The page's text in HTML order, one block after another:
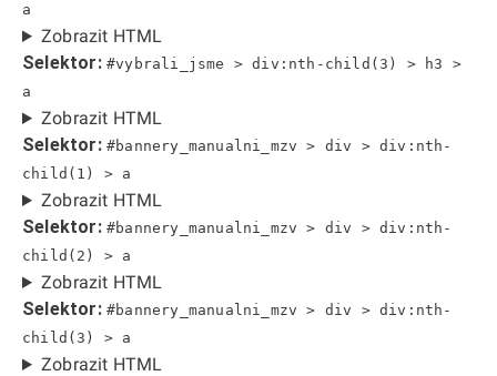
a
Zobrazit HTML
Selektor: #vybrali_jsme > div:nth-child(3) > h3 >
a
Zobrazit HTML
Selektor: #bannery_manualni_mzv > div > div:nth-
child(1) > a
Zobrazit HTML
Selektor: #bannery_manualni_mzv > div > div:nth-
child(2) > a
Zobrazit HTML
Selektor: #bannery_manualni_mzv > div > div:nth-
child(3) > a
Zobrazit HTML